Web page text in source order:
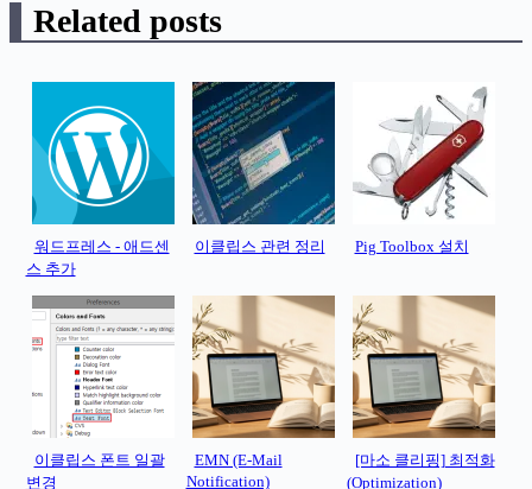
Related posts
워드프레스 - 애드센
스 추가
이클립스 관련 정리 Pig Toolbox 설치
이클립스 폰트 일괄
변경
EMN (E-Mail
Notification)
[마소 클리핑] 최적화
(Optimization)